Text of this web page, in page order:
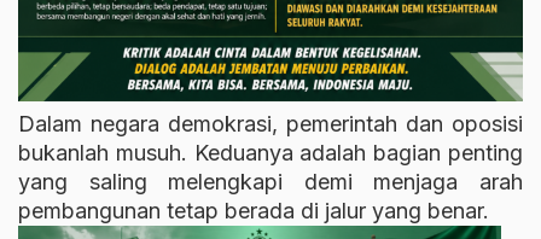
Dalam negara demokrasi, pemerintah dan oposisi
bukanlah musuh. Keduanya adalah bagian penting
yang saling melengkapi demi menjaga arah
pembangunan tetap berada di jalur yang benar.